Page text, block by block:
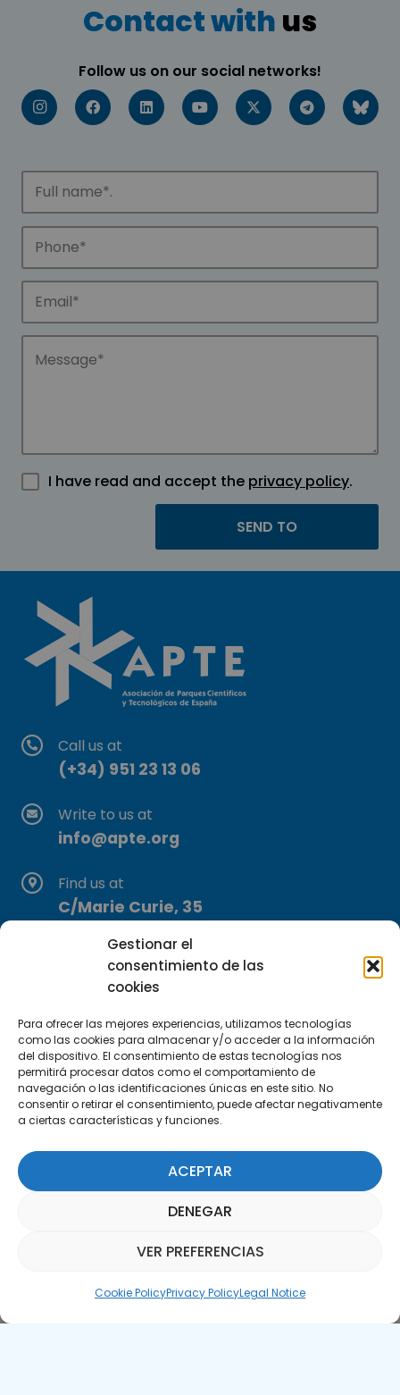
Gestionar el
consentimiento de las
cookies
Para ofrecer las mejores experiencias, utilizamos tecnologías
como las cookies para almacenar y/o acceder a la información
del dispositivo. El consentimiento de estas tecnologías nos
permitirá procesar datos como el comportamiento de
navegación o las identificaciones únicas en este sitio. No
consentir o retirar el consentimiento, puede afectar negativamente
a ciertas características y funciones.
ACEPTAR
DENEGAR
VER PREFERENCIAS
Cookie PolicyPrivacy PolicyLegal Notice
Contact with us
Follow us on our social networks!
I have read and accept the privacy policy.
Call us at
(+34) 951 23 13 06
Write to us at
info@apte.org
Find us at
C/Marie Curie, 35
Subscribe to our Newsletter
SUBSCRIBE HERE